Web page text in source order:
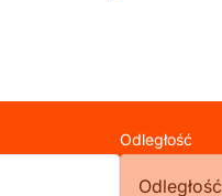
Odległość
Odległość